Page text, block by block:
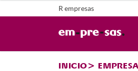
R empresas
INICIO